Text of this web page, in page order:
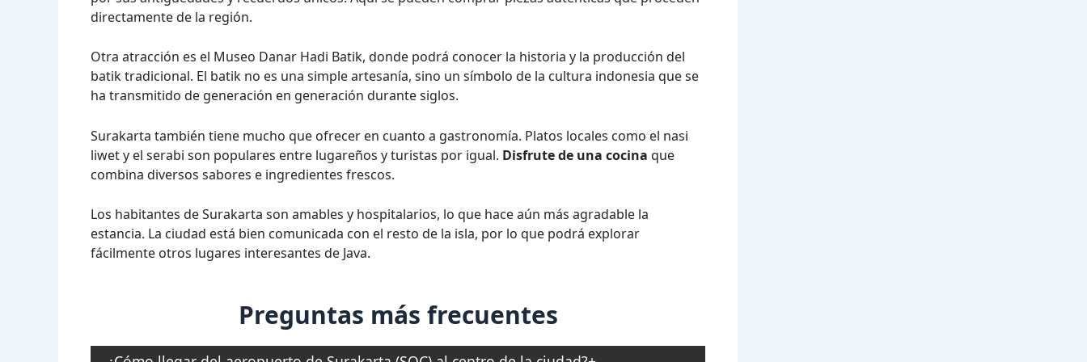
directamente de la región.
Otra atracción es el Museo Danar Hadi Batik, donde podrá conocer la historia y la producción del
batik tradicional. El batik no es una simple artesanía, sino un símbolo de la cultura indonesia que se
ha transmitido de generación en generación durante siglos.
Surakarta también tiene mucho que ofrecer en cuanto a gastronomía. Platos locales como el nasi
liwet y el serabi son populares entre lugareños y turistas por igual. Disfrute de una cocina que
combina diversos sabores e ingredientes frescos.
Los habitantes de Surakarta son amables y hospitalarios, lo que hace aún más agradable la
estancia. La ciudad está bien comunicada con el resto de la isla, por lo que podrá explorar
fácilmente otros lugares interesantes de Java.
Preguntas más frecuentes